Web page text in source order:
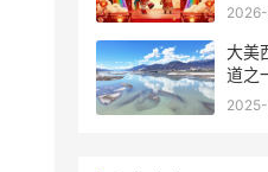
首届
大美西藏 心灵
道之